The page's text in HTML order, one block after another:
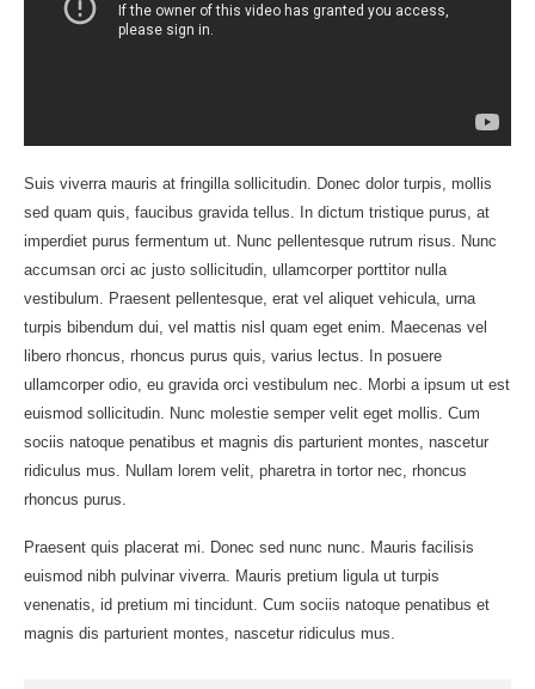
Suis viverra mauris at fringilla sollicitudin. Donec dolor turpis, mollis
sed quam quis, faucibus gravida tellus. In dictum tristique purus, at
imperdiet purus fermentum ut. Nunc pellentesque rutrum risus. Nunc
accumsan orci ac justo sollicitudin, ullamcorper porttitor nulla
vestibulum. Praesent pellentesque, erat vel aliquet vehicula, urna
turpis bibendum dui, vel mattis nisl quam eget enim. Maecenas vel
libero rhoncus, rhoncus purus quis, varius lectus. In posuere
ullamcorper odio, eu gravida orci vestibulum nec. Morbi a ipsum ut est
euismod sollicitudin. Nunc molestie semper velit eget mollis. Cum
sociis natoque penatibus et magnis dis parturient montes, nascetur
ridiculus mus. Nullam lorem velit, pharetra in tortor nec, rhoncus
rhoncus purus.
Praesent quis placerat mi. Donec sed nunc nunc. Mauris facilisis
euismod nibh pulvinar viverra. Mauris pretium ligula ut turpis
venenatis, id pretium mi tincidunt. Cum sociis natoque penatibus et
magnis dis parturient montes, nascetur ridiculus mus.